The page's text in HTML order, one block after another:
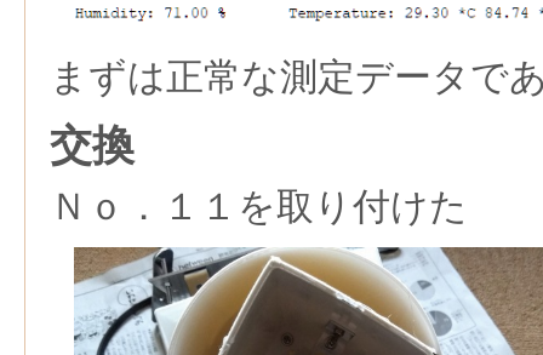
まずは正常な測定データで
交換
Ｎｏ．１１を取り付けた